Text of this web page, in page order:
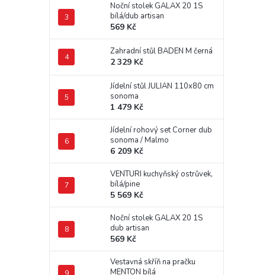
Noční stolek GALAX 20 1S
bílá/dub artisan
569 Kč
Zahradní stůl BADEN M černá
2 329 Kč
Jídelní stůl JULIAN 110x80 cm
sonoma
1 479 Kč
Jídelní rohový set Corner dub
sonoma / Malmo
6 209 Kč
VENTURI kuchyňský ostrůvek,
bílá/pine
5 569 Kč
Noční stolek GALAX 20 1S
dub artisan
569 Kč
Vestavná skříň na pračku
MENTON bílá